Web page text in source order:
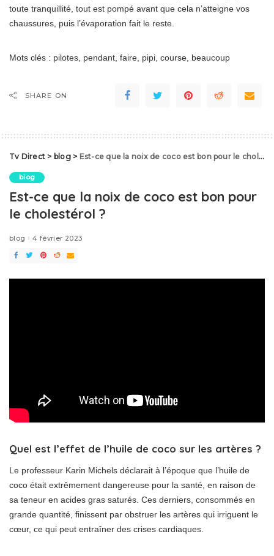
toute tranquillité, tout est pompé avant que cela n’atteigne vos
chaussures, puis l’évaporation fait le reste.
Mots clés : pilotes, pendant, faire, pipi, course, beaucoup
SHARE ON
Tv Direct > blog> Est-ce que la noix de coco est bon pour le cholestérol ?
blog
Est-ce que la noix de coco est bon pour
le cholestérol ?
blog 4 février 2023
Quel est l’effet de l’huile de coco sur les artères ?
Le professeur Karin Michels déclarait à l’époque que l’huile de
coco était extrêmement dangereuse pour la santé, en raison de
sa teneur en acides gras saturés. Ces derniers, consommés en
grande quantité, finissent par obstruer les artères qui irriguent le
cœur, ce qui peut entraîner des crises cardiaques.